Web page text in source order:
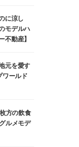
に涼し
モデルハ
不動産】
元を愛す
ールド
方の飲食
ルメモデ